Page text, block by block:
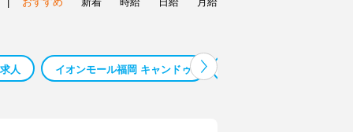
人 イオンモール福岡 キャンドゥ